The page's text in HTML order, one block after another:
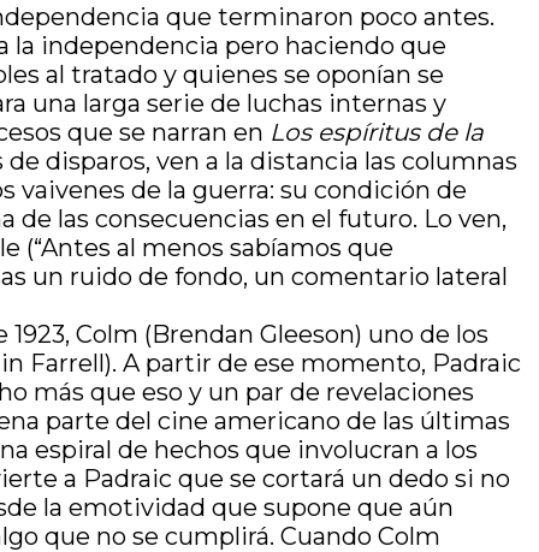
que terminaron poco antes.
independencia pero haciendo que
al tratado y quienes se oponían se
una larga serie de luchas internas y
que se narran en Los espíritus de la
disparos, ven a la distancia las columnas
vaivenes de la guerra: su condición de
de las consecuencias en el futuro. Lo ven,
(“Antes al menos sabíamos que
un ruido de fondo, un comentario lateral
Colm (Brendan Gleeson) uno de los
Farrell). A partir de ese momento, Padraic
más que eso y un par de revelaciones
parte del cine americano de las últimas
espiral de hechos que involucran a los
a Padraic que se cortará un dedo si no
la emotividad que supone que aún
que no se cumplirá. Cuando Colm